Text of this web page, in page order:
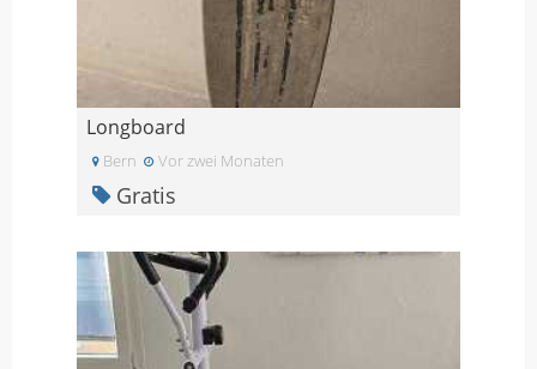
Longboard
Bern Vor zwei Monaten
Gratis